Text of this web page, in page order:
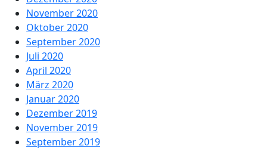
November 2020
Oktober 2020
September 2020
Juli 2020
April 2020
März 2020
Januar 2020
Dezember 2019
November 2019
September 2019